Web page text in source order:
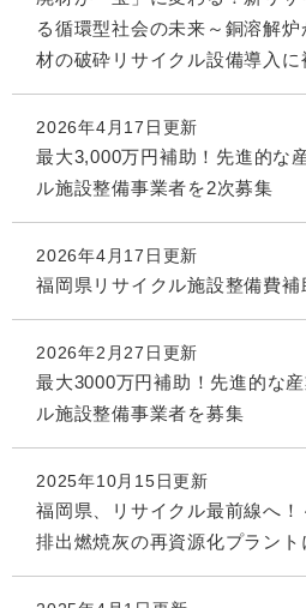
る循環型社会の未来～銅溶解
材の破砕リサイクル設備導入に
2026年4月17日更新
最大3,000万円補助！先進的な
ル施設整備事業者を2次募集
2026年4月17日更新
福岡県リサイクル施設整備費補
2026年2月27日更新
最大3000万円補助！先進的な
ル施設整備事業者を募集
2025年10月15日更新
福岡県、リサイクル最前線へ
排出燃焼灰の再資源化プラント